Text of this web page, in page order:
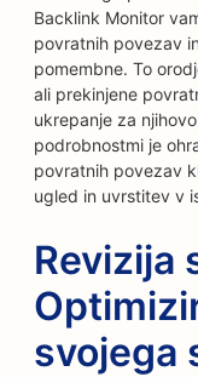
Backlink Monitor
povratnih povezav
pomembne. To
ali prekinjene
ukrepanje za
podrobnostmi je
povratnih povezav
ugled in uvrstitev v
Revizija
svojega